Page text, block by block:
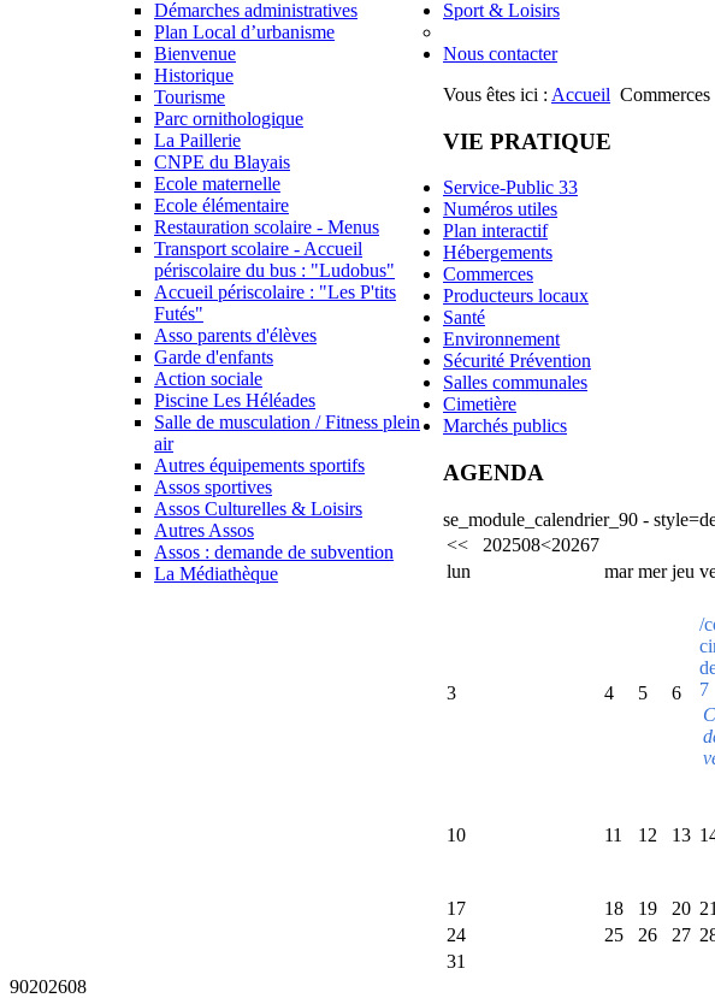
Démarches administratives
Plan Local d’urbanisme
Bienvenue
Historique
Tourisme
Parc ornithologique
La Paillerie
CNPE du Blayais
Ecole maternelle
Ecole élémentaire
Restauration scolaire - Menus
Transport scolaire - Accueil
périscolaire du bus : "Ludobus"
Accueil périscolaire : "Les P'tits
Futés"
Asso parents d'élèves
Garde d'enfants
Action sociale
Sport & Loisirs
Piscine Les Héléades
Salle de musculation / Fitness plein
air
Autres équipements sportifs
Assos sportives
Assos Culturelles & Loisirs
Autres Assos
Assos : demande de subvention
La Médiathèque
Nous contacter
Vous êtes ici : Accueil Commerces
VIE PRATIQUE
Service-Public 33
Numéros utiles
Plan interactif
Hébergements
Commerces
Producteurs locaux
Santé
Environnement
Sécurité Prévention
Salles communales
Cimetière
Marchés publics
AGENDA
se_module_calendrier_90 -
<< 202508<20267
lun
mar mer jeu
3 4 5 6
/
7
10 11 12 13
17 18 19 20 21
24
25 26 27
31
90202608